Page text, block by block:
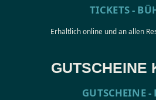
TICKETS -
Erhältlich online und an allen
GUTSCHEINE
GUTSCHEINE